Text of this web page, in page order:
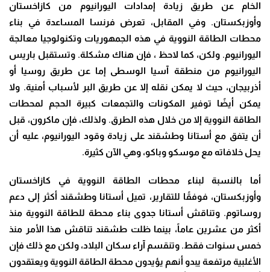
الخام عن طريق زيادة إمدادات اليورانيوم من كازاخستان
وأوزبكستان. وفي المقابل، تعرض فرنسا المساعدة في بناء
محطات الطاقة النووية في هذه الجمهوريات وتكنولوجيا معالجة
اليورانيوم. ولكن، كما لاحظ ، فإن هناك مشكلة. وتستقبل باريس
اليورانيوم من منطقة آسيا الوسطى إما عن طريق روسيا أو
أذربيجان، حيث لا يمكن نقله إلا عن طريق البر لأسباب أمنية. ولا
يمكن أيضًا توفير المكونات والتجمعات كبيرة الحجم لمحطات
الطاقة النووية إلا من خلال هذه الطرق. ولذلك، فإن ماكرون، قبل
أن يتفق مع أستانا وطشقند على زيادة وقود اليورانيوم، عليه أن
يحل خلافاته مع موسكو وباكو، وهي الآن كثيرة.
أما بالنسبة لبناء محطات الطاقة النووية في كازاخستان
وأوزبكستان، فوفقًا للتقارير، تميل أستانا وطشقند أكثر إلى دعم
روساتوم. وتناقش أستانا جدوى بناء محطة للطاقة النووية منذ
أكثر من عشرين عاماً، بينما ظلت طشقند تناقش هذا الأمر منذ
خمس سنوات فقط. وتنقسم آراء سكان البلاد، ولكن مع ذلك فإن
الأغلبية مرتفعة يبدو أنهم يؤيدون محطة الطاقة النووية ويعتقدون